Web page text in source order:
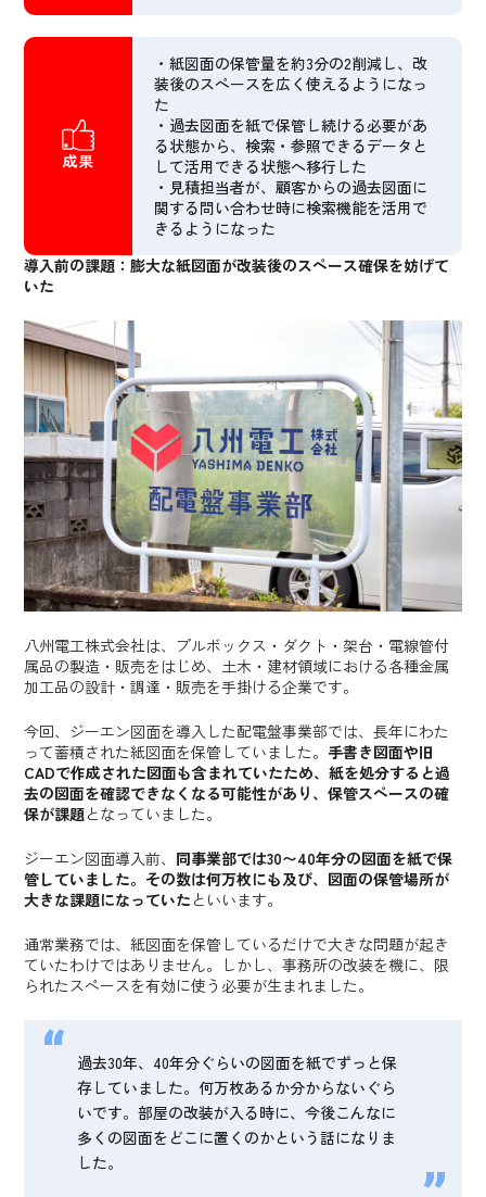
成果
・紙図面の保管量を約3分の2削減し、改
装後のスペースを広く使えるようになっ
た
・過去図面を紙で保管し続ける必要があ
る状態から、検索・参照できるデータと
して活用できる状態へ移行した
・見積担当者が、顧客からの過去図面に
関する問い合わせ時に検索機能を活用で
きるようになった
導入前の課題：膨大な紙図面が改装後のスペース確保を妨げて
いた
八州電工株式会社は、プルボックス・ダクト・架台・電線管付
属品の製造・販売をはじめ、土木・建材領域における各種金属
加工品の設計・調達・販売を手掛ける企業です。
今回、ジーエン図面を導入した配電盤事業部では、長年にわた
って蓄積された紙図面を保管していました。 手書き図面や旧
CADで作成された図面も含まれていたため、紙を処分すると過
去の図面を確認できなくなる可能性があり、保管スペースの確
保が課題となっていました。
ジーエン図面導入前、 同事業部では30〜40年分の図面を紙で保
管していました。その数は何万枚にも及び、図面の保管場所が
大きな課題になっていた といいます。
通常業務では、紙図面を保管しているだけで大きな問題が起き
ていたわけではありません。しかし、事務所の改装を機に、限
られたスペースを有効に使う必要が生まれました。
過去30年、40年分ぐらいの図面を紙でずっと保
存していました。何万枚あるか分からないぐら
いです。部屋の改装が入る時に、今後こんなに
多くの図面をどこに置くのかという話になりま
した。